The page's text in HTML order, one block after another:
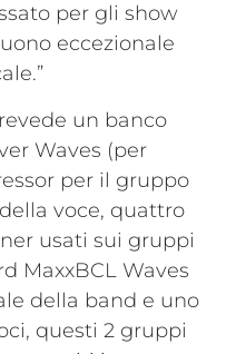
per gli show
eccezionale
un banco
Waves (per
per il gruppo
voce, quattro
usati sui gruppi
MaxxBCL Waves
della band e uno
questi 2 gruppi